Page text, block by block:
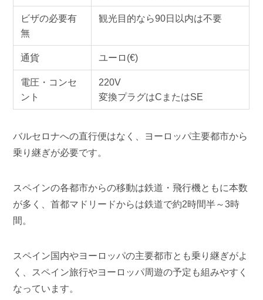
ビザの必要有
無
観光目的なら90日以内は不要
通貨 ユーロ(€)
電圧・コンセ
ント
220V
変換プラグはCまたはSE
バルセロナへの直行便はなく、ヨーロッパ主要都市から
乗り継ぎが必要です。
スペインの各都市からの移動は鉄道・飛行機ともに本数
が多く、首都マドリードからは鉄道で約2時間半～3時
間。
スペイン国内やヨーロッパの主要都市とも乗り継ぎがよ
く、スペイン旅行やヨーロッパ周遊の予定も組みやすく
なっています。